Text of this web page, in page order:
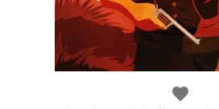
favorite